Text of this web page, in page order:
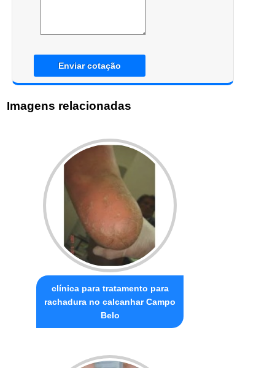
Enviar cotação
Imagens relacionadas
clínica para tratamento para
rachadura no calcanhar Campo
Belo